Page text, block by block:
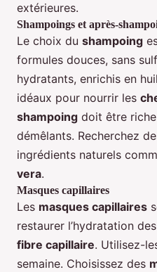
extérieures.
Shampoings et après-
Le choix du shampoing
formules douces, sans
hydratants, enrichis en
idéaux pour nourrir les
shampoing doit être
démêlants. Recherchez
ingrédients naturels
vera.
Masques capillaires
Les masques capillaires
restaurer l’hydratation des
fibre capillaire. Utilisez-
semaine. Choisissez des